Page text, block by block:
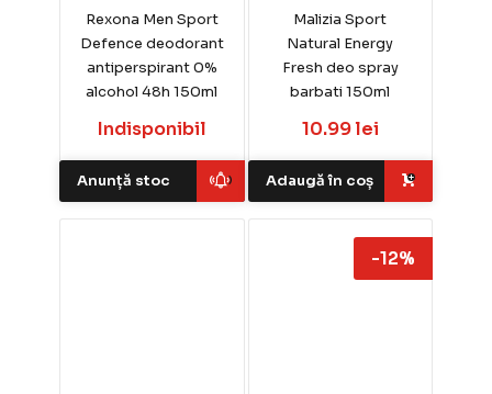
Rexona Men Sport
Defence deodorant
antiperspirant 0%
alcohol 48h 150ml
Indisponibil
Anunță stoc
Malizia Sport
Natural Energy
Fresh deo spray
barbati 150ml
10.99 lei
Adaugă în coș
-12%